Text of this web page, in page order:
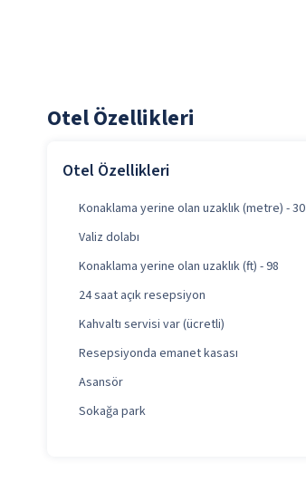
Otel Özellikleri
Otel Özellikleri
Konaklama yerine olan uzaklık (metre) - 30
Valiz dolabı
Konaklama yerine olan uzaklık (ft) - 98
24 saat açık resepsiyon
Kahvaltı servisi var (ücretli)
Resepsiyonda emanet kasası
Asansör
Sokağa park